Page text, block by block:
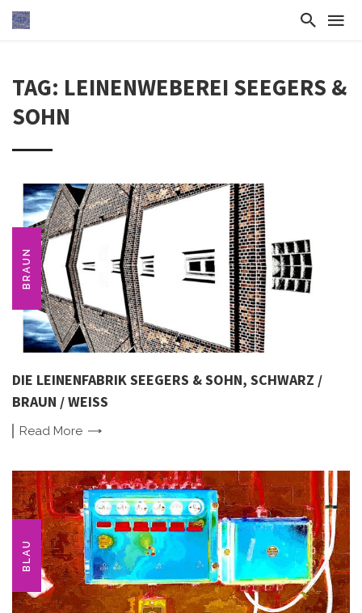
TAG: LEINENWEBEREI SEEGERS &
SOHN
BRAUN
DIE LEINENFABRIK SEEGERS & SOHN, SCHWARZ /
BRAUN / WEISS
Read More
BLAU